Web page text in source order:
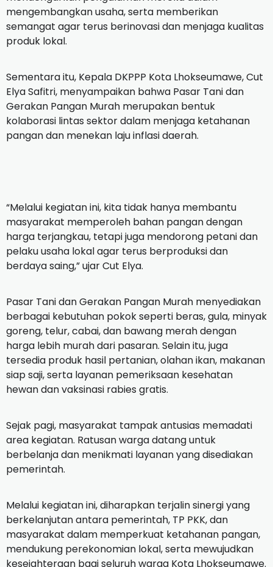
mengembangkan usaha, serta memberikan
semangat agar terus berinovasi dan menjaga kualitas
produk lokal.
Sementara itu, Kepala DKPPP Kota Lhokseumawe, Cut
Elya Safitri, menyampaikan bahwa Pasar Tani dan
Gerakan Pangan Murah merupakan bentuk
kolaborasi lintas sektor dalam menjaga ketahanan
pangan dan menekan laju inflasi daerah.
“Melalui kegiatan ini, kita tidak hanya membantu
masyarakat memperoleh bahan pangan dengan
harga terjangkau, tetapi juga mendorong petani dan
pelaku usaha lokal agar terus berproduksi dan
berdaya saing,” ujar Cut Elya.
Pasar Tani dan Gerakan Pangan Murah menyediakan
berbagai kebutuhan pokok seperti beras, gula, minyak
goreng, telur, cabai, dan bawang merah dengan
harga lebih murah dari pasaran. Selain itu, juga
tersedia produk hasil pertanian, olahan ikan, makanan
siap saji, serta layanan pemeriksaan kesehatan
hewan dan vaksinasi rabies gratis.
Sejak pagi, masyarakat tampak antusias memadati
area kegiatan. Ratusan warga datang untuk
berbelanja dan menikmati layanan yang disediakan
pemerintah.
Melalui kegiatan ini, diharapkan terjalin sinergi yang
berkelanjutan antara pemerintah, TP PKK, dan
masyarakat dalam memperkuat ketahanan pangan,
mendukung perekonomian lokal, serta mewujudkan
kesejahteraan bagi seluruh warga Kota Lhokseumawe.